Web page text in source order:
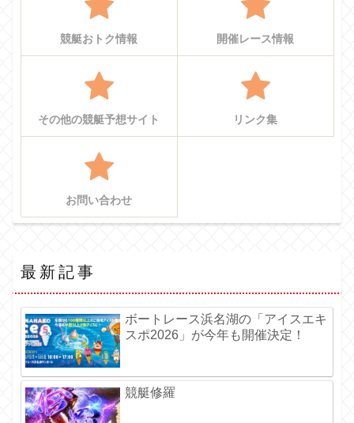
競艇おトク情報 開催レース情報
その他の競艇予想サイト リンク集
お問い合わせ
最新記事
ボートレース浜名湖の「アイスエキ
スポ2026」が今年も開催決定！
競艇修羅